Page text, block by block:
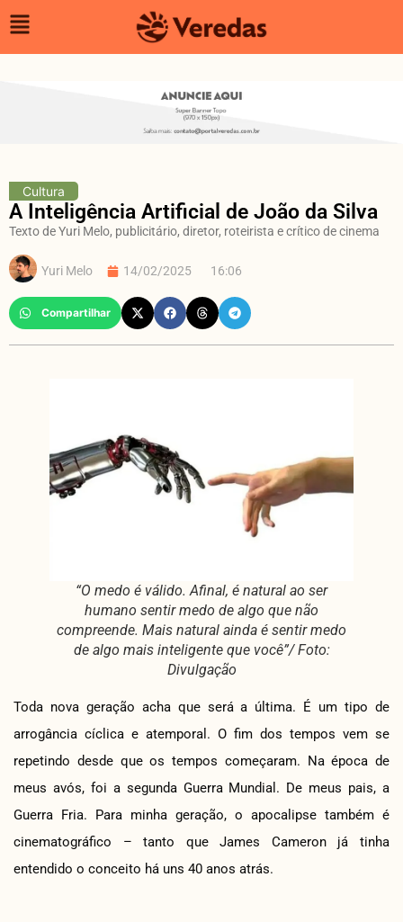
Cultura
A Inteligência Artificial de João da Silva
Texto de Yuri Melo, publicitário, diretor, roteirista e crítico de cinema
Yuri Melo 14/02/2025 16:06
Compartilhar
“O medo é válido. Afinal, é natural ao ser
humano sentir medo de algo que não
compreende. Mais natural ainda é sentir medo
de algo mais inteligente que você”/ Foto:
Divulgação
Toda nova geração acha que será a última. É um tipo de
arrogância cíclica e atemporal. O fim dos tempos vem se
repetindo desde que os tempos começaram. Na época de
meus avós, foi a segunda Guerra Mundial. De meus pais, a
Guerra Fria. Para minha geração, o apocalipse também é
cinematográfico – tanto que James Cameron já tinha
entendido o conceito há uns 40 anos atrás.